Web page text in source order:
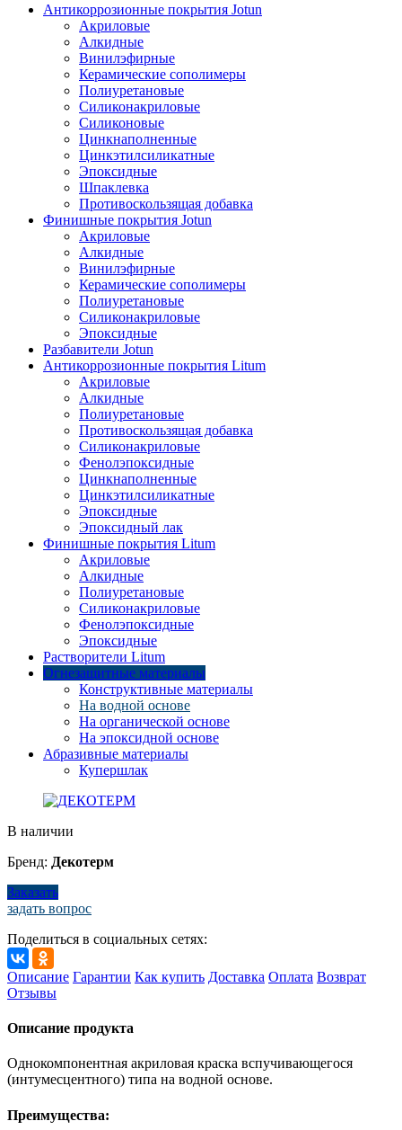
Антикоррозионные покрытия Jotun
Акриловые
Алкидные
Винилэфирные
Керамические сополимеры
Полиуретановые
Силиконакриловые
Силиконовые
Цинкнаполненные
Цинкэтилсиликатные
Эпоксидные
Шпаклевка
Противоскользящая добавка
Финишные покрытия Jotun
Акриловые
Алкидные
Винилэфирные
Керамические сополимеры
Полиуретановые
Силиконакриловые
Эпоксидные
Разбавители Jotun
Антикоррозионные покрытия Litum
Акриловые
Алкидные
Полиуретановые
Противоскользящая добавка
Силиконакриловые
Фенолэпоксидные
Цинкнаполненные
Цинкэтилсиликатные
Эпоксидные
Эпоксидный лак
Финишные покрытия Litum
Акриловые
Алкидные
Полиуретановые
Силиконакриловые
Фенолэпоксидные
Эпоксидные
Растворители Litum
Огнезащитные материалы
Конструктивные материалы
На водной основе
На органической основе
На эпоксидной основе
Абразивные материалы
Купершлак
В наличии
Бренд: Декотерм
Заказать
задать вопрос
Поделиться в социальных сетях:
Описание Гарантии Как купить Доставка Оплата Возврат
Отзывы
Описание продукта
Однокомпонентная акриловая краска вспучивающегося
(интумесцентного) типа на водной основе.
Преимущества: